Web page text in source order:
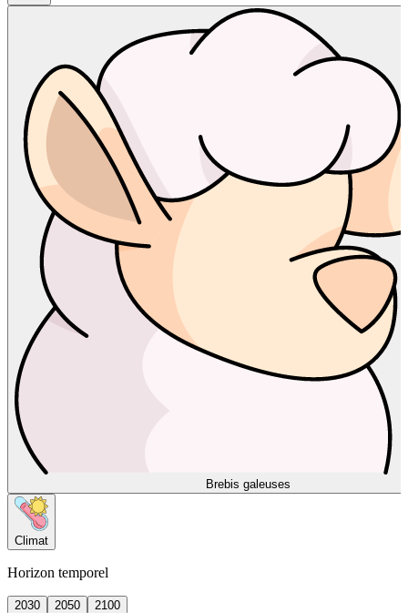
Brebis galeuses
Climat
Horizon temporel
2030 2050
2100